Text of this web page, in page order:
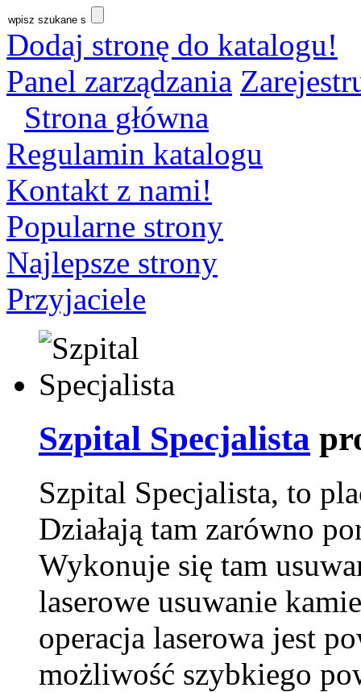
Dodaj stronę do katalogu!
Panel zarządzania
Strona główna
Regulamin katalogu
Kontakt z nami!
Popularne strony
Najlepsze strony
Przyjaciele
Szpital Specjalista
Szpital Specjalista, to
Działają tam zarówno
Wykonuje się tam
laserowe usuwanie
operacja laserowa jest
możliwość szybkiego